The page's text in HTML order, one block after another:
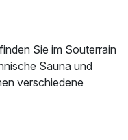
Sie im Souterrain
Sauna und
verschiedene